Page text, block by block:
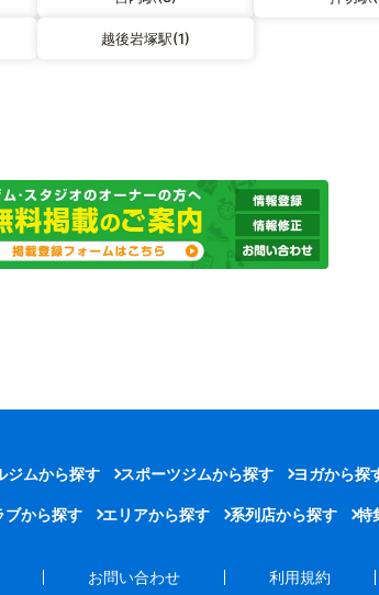
越後岩塚駅(1)
ジムから探す スポーツジムから探す ヨガから探
ブから探す エリアから探す 系列店から探す 特
お問い合わせ 利用規約